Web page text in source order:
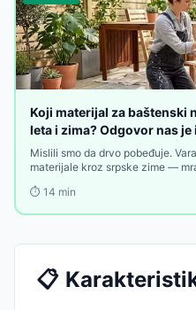
Koji materijal za baštenski
leta i zima? Odgovor nas je
Mislili smo da drvo pobeđuje.
materijale kroz srpske zime —
sledeću kupovinu.
⏱️ 14 min
📋